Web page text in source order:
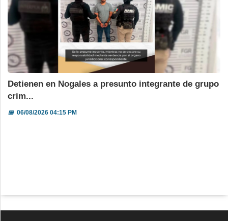
Detienen en Nogales a presunto integrante de grupo
crim...
📅06/08/2026 04:15 PM